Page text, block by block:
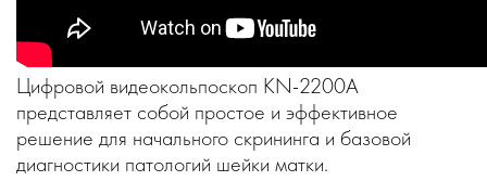
Цифровой видеокольпоскоп KN-2200A
представляет собой простое и эффективное
решение для начального скрининга и базовой
диагностики патологий шейки матки.